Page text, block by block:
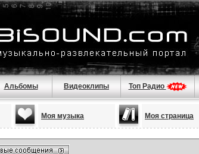
Альбомы Видеоклипы Топ Радио
Моя музыка Моя страница